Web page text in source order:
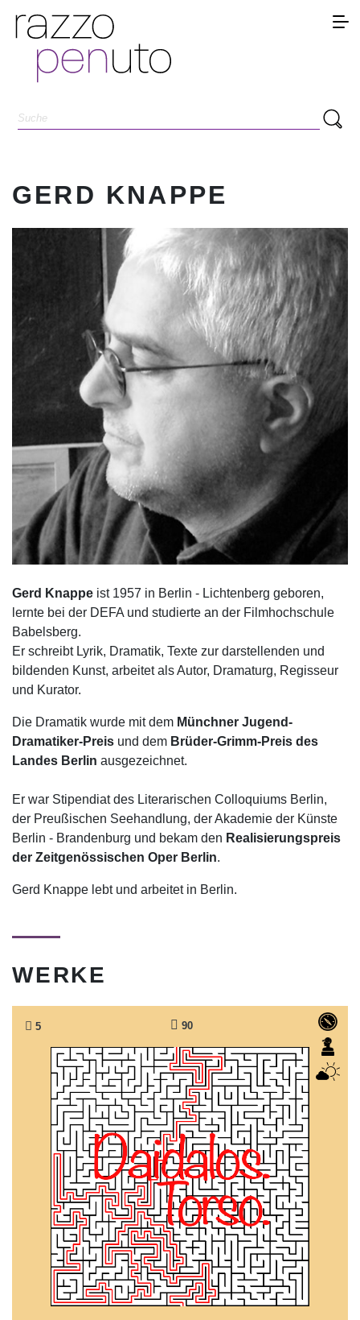
GERD KNAPPE
Gerd Knappe ist 1957 in Berlin - Lichtenberg geboren,
lernte bei der DEFA und studierte an der Filmhochschule
Babelsberg.
Er schreibt Lyrik, Dramatik, Texte zur darstellenden und
bildenden Kunst, arbeitet als Autor, Dramaturg, Regisseur
und Kurator.
Die Dramatik wurde mit dem Münchner Jugend-
Dramatiker-Preis und dem Brüder-Grimm-Preis des
Landes Berlin ausgezeichnet.
Er war Stipendiat des Literarischen Colloquiums Berlin,
der Preußischen Seehandlung, der Akademie der Künste
Berlin - Brandenburg und bekam den Realisierungspreis
der Zeitgenössischen Oper Berlin.
Gerd Knappe lebt und arbeitet in Berlin.
WERKE
5 90
Daidalos
Ein Gegenentwurf zur Antike...